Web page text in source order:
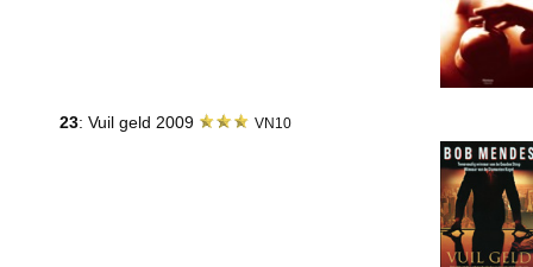
23: Vuil geld 2009 VN10